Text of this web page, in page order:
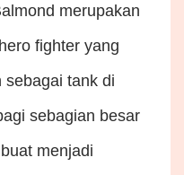
merupakan
fighter yang
sebagai tank di
sebagian besar
menjadi